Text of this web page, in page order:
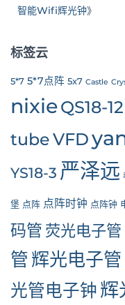
智能Wifi辉光钟》
标签云
5*7 5*7点阵 5x7 Castle
nixieQS18-12
tubeVFD
YS18-3 严泽远
堡 点阵 点阵时钟 点阵钟
码管 荧光电子管
管辉光电子管
光管电子钟 辉